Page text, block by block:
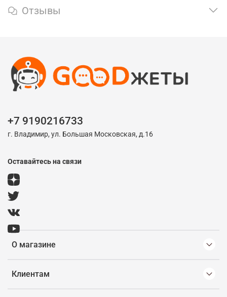
Отзывы
О магазине
Клиентам
+7 9190216733
г. Владимир, ул. Большая Московская, д.16
Оставайтесь на связи